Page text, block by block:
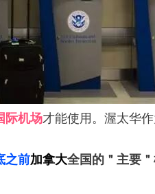
际机场才能使用。渥太华
之前加拿大全国的＂主要